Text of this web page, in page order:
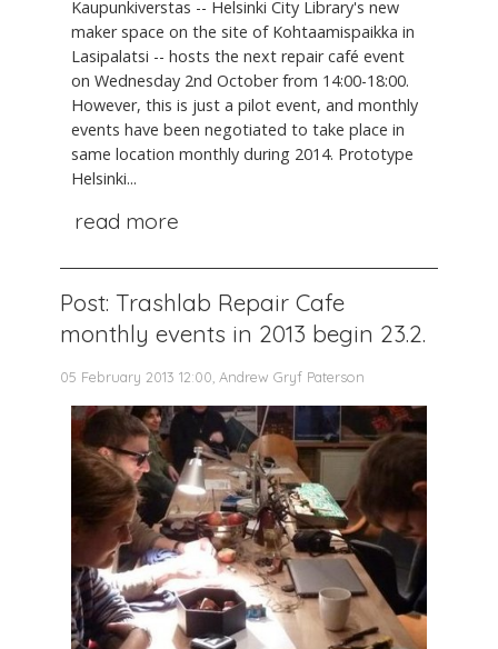
Kaupunkiverstas -- Helsinki City Library's new
maker space on the site of Kohtaamispaikka in
Lasipalatsi -- hosts the next repair café event
on Wednesday 2nd October from 14:00-18:00.
However, this is just a pilot event, and monthly
events have been negotiated to take place in
same location monthly during 2014. Prototype
Helsinki...
read more
Post: Trashlab Repair Cafe
monthly events in 2013 begin 23.2.
05 February 2013 12:00, Andrew Gryf Paterson